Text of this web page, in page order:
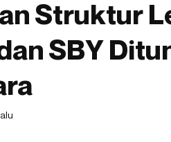
Struktur
SBY